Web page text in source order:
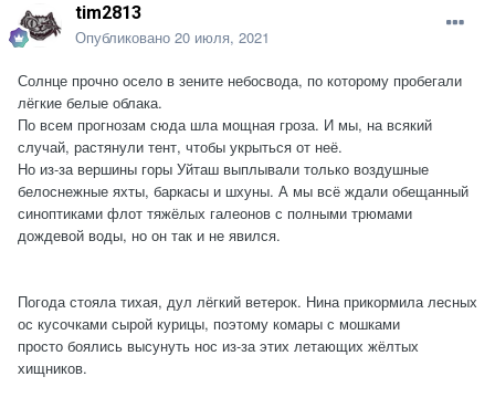
tim2813
Опубликовано 20 июля, 2021
Солнце прочно осело в зените небосвода, по которому пробегали
лёгкие белые облака.
По всем прогнозам сюда шла мощная гроза. И мы, на всякий
случай, растянули тент, чтобы укрыться от неё.
Но из-за вершины горы Уйташ выплывали только воздушные
белоснежные яхты, баркасы и шхуны. А мы всё ждали обещанный
синоптиками флот тяжёлых галеонов с полными трюмами
дождевой воды, но он так и не явился.
Погода стояла тихая, дул лёгкий ветерок. Нина прикормила лесных
ос кусочками сырой курицы, поэтому комары с мошками
просто боялись высунуть нос из-за этих летающих жёлтых
хищников.